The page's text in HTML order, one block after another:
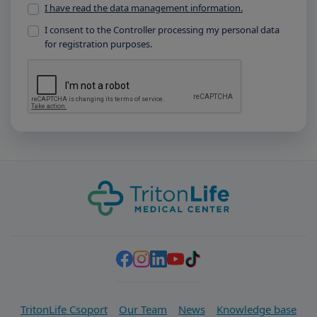
I have read the data management information.
I consent to the Controller processing my personal data
for registration purposes.
TritonLife Csoport Our Team News Knowledge base